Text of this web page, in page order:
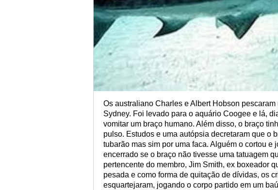
Os australiano Charles e Albert Hobson
Sydney. Foi levado para o aquário Coogee e lá,
vomitar um braço humano. Além disso, o braço
pulso. Estudos e uma autópsia decretaram que o
tubarão mas sim por uma faca. Alguém o cortou e
encerrado se o braço não tivesse uma tatuagem
pertencente do membro, Jim Smith, ex boxeador
pesada e como forma de quitação de dívidas, os
esquartejaram, jogando o corpo partido em um